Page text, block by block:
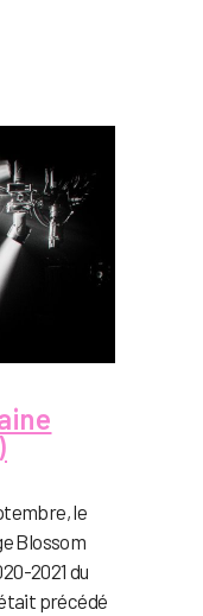
le
Blossom
2021 du
précédé